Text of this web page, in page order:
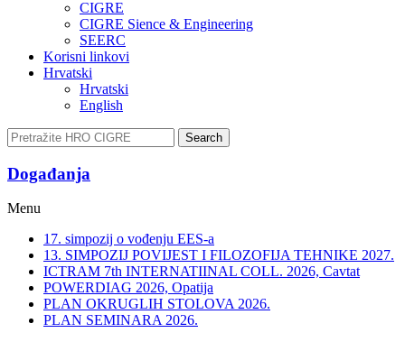
CIGRE
CIGRE Sience & Engineering
SEERC
Korisni linkovi
Hrvatski
Hrvatski
English
Search
Događanja​
Menu
17. simpozij o vođenju EES-a
13. SIMPOZIJ POVIJEST I FILOZOFIJA TEHNIKE 2027.
ICTRAM 7th INTERNATIINAL COLL. 2026, Cavtat
POWERDIAG 2026, Opatija
PLAN OKRUGLIH STOLOVA 2026.
PLAN SEMINARA 2026.